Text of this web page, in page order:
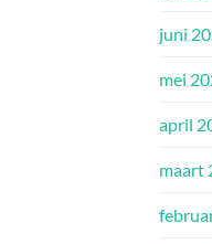
juni
mei
april
maart